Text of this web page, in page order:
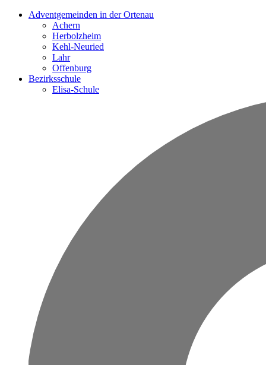
Adventgemeinden in der Ortenau
Achern
Herbolzheim
Kehl-Neuried
Lahr
Offenburg
Bezirksschule
Elisa-Schule